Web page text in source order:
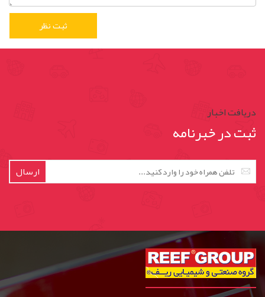
دریافت اخبار
ثبت در خبرنامه
ارسال